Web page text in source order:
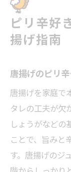
ピリ辛好
揚げ指南
唐揚げのピリ
唐揚げを家庭で
タレの工夫が欠
しょうがなどの
ことで、旨みと
す。唐揚げのジ